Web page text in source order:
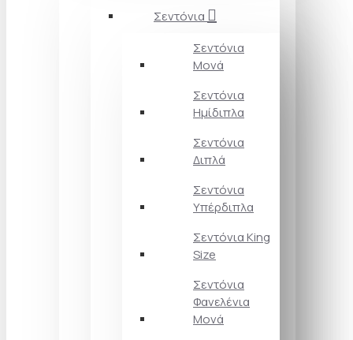
Σεντόνια
Σεντόνια
Μονά
Σεντόνια
Ημίδιπλα
Σεντόνια
Διπλά
Σεντόνια
Υπέρδιπλα
Σεντόνια King
Size
Σεντόνια
Φανελένια
Μονά